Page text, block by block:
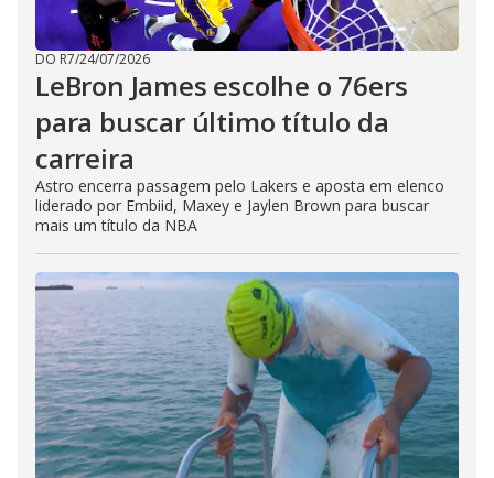
DO R7/24/07/2026
LeBron James escolhe o 76ers
para buscar último título da
carreira
Astro encerra passagem pelo Lakers e aposta em elenco
liderado por Embiid, Maxey e Jaylen Brown para buscar
mais um título da NBA